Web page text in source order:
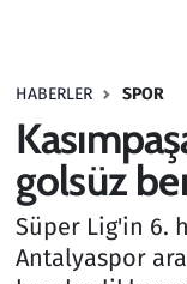
HABERLER SPOR
golsüz
Süper Lig'in 6.
Antalyaspor
Haber
Kültür Sanat
Kurumsal